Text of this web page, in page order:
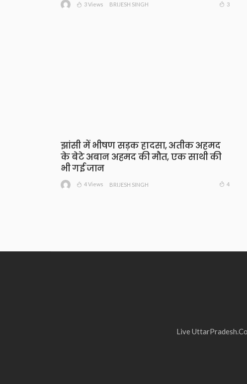
3 Views BRIJESH SINGH 3
झांसी में भीषण सड़क हादसा, अतीक अहमद
के बेटे अबान अहमद की मौत, एक साथी की
भी गई जान
4 Views BRIJESH SINGH 4
Live